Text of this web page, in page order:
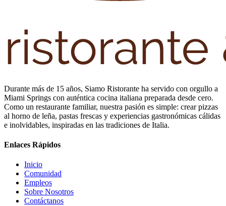
Durante más de 15 años, Siamo Ristorante ha servido con orgullo a
Miami Springs con auténtica cocina italiana preparada desde cero.
Como un restaurante familiar, nuestra pasión es simple: crear pizzas
al horno de leña, pastas frescas y experiencias gastronómicas cálidas
e inolvidables, inspiradas en las tradiciones de Italia.
Enlaces Rápidos
Inicio
Comunidad
Empleos
Sobre Nosotros
Contáctanos